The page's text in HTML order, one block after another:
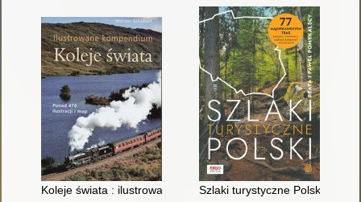
Koleje świata : ilustrowane kompendiumSzlaki turystyczne Polski